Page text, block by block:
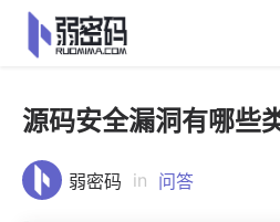
源码安全漏洞有哪些
弱密码 in 问答